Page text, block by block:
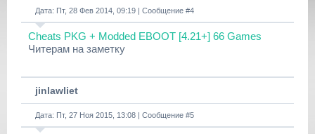
Дата: Пт, 28 Фев 2014, 09:19 | Сообщение #4
Cheats PKG + Modded EBOOT [4.21+] 66 Games
Читерам на заметку
jinlawliet
Дата: Пт, 27 Ноя 2015, 13:08 | Сообщение #5